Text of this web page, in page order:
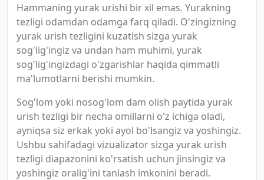
Hammaning yurak urishi bir xil emas. Yurakning
tezligi odamdan odamga farq qiladi. O'zingizning
yurak urish tezligini kuzatish sizga yurak
sog'lig'ingiz va undan ham muhimi, yurak
sog'lig'ingizdagi o'zgarishlar haqida qimmatli
ma'lumotlarni berishi mumkin.
Sog'lom yoki nosog'lom dam olish paytida yurak
urish tezligi bir necha omillarni o'z ichiga oladi,
ayniqsa siz erkak yoki ayol bo'lsangiz va yoshingiz.
Ushbu sahifadagi vizualizator sizga yurak urish
tezligi diapazonini ko'rsatish uchun jinsingiz va
yoshingiz oralig'ini tanlash imkonini beradi.